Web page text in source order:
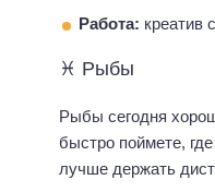
Работа: креатив
♓ Рыбы
Рыбы сегодня
быстро поймете,
лучше держать